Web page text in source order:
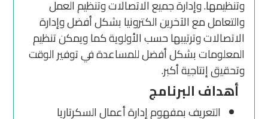
وتنظيمها. وإدارة جميع الاتصالات وتنظيم العمل
والتعامل مع الآخرين الكترونيا بشكل أفضل وإدارة
الاتصالات وترتيبها حسب الأولوية كما ويمكن تنظيم
المعلومات بشكل أفضل للمساعدة في توفير الوقت
وتحقيق إنتاجية أكبر.
أهداف البرنامج
التعريف بمفهوم إدارة أعمال السكرتاريا